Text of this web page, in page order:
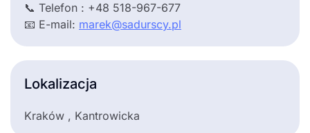
📞 Telefon : +48 518-967-677
📧 E-mail: marek@sadurscy.pl
Lokalizacja
Kraków , Kantrowicka